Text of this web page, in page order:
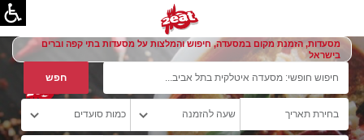
מסעדות, הזמנת מקום במסעדה, חיפוש והמלצות על מסעדות בתי קפה וברים
בישראל